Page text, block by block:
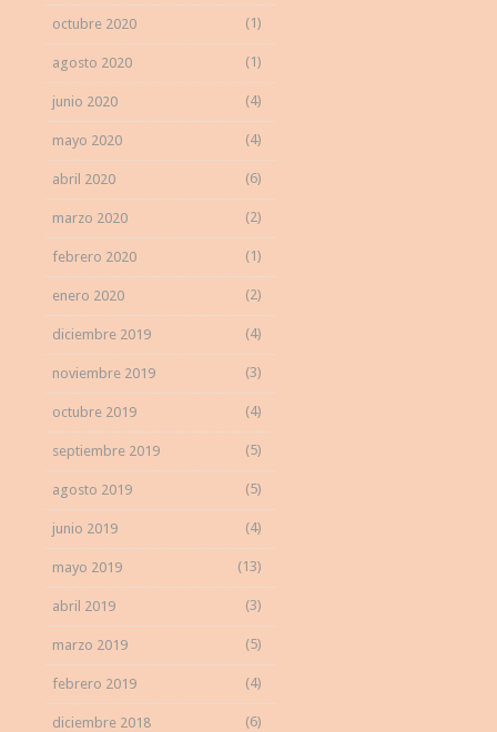
octubre 2020 (1)
agosto 2020 (1)
junio 2020 (4)
mayo 2020 (4)
abril 2020 (6)
marzo 2020 (2)
febrero 2020 (1)
enero 2020 (2)
diciembre 2019 (4)
noviembre 2019 (3)
octubre 2019 (4)
septiembre 2019 (5)
agosto 2019 (5)
junio 2019 (4)
mayo 2019 (13)
abril 2019 (3)
marzo 2019 (5)
febrero 2019 (4)
diciembre 2018 (6)